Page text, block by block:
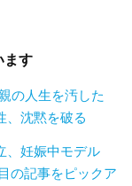
ます
の人生を汚した
、沈黙を破る
、妊娠中モデル
の記事をピックア